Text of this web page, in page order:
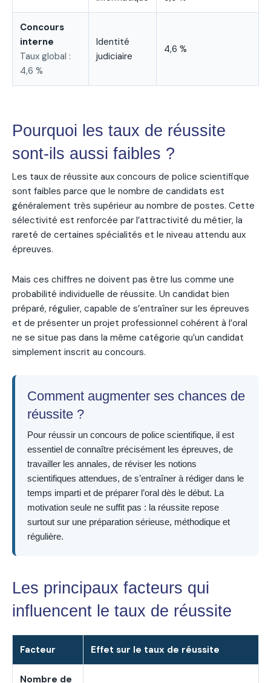
Concours
interne
Taux global :
4,6 %
Identité
judiciaire
4,6 %
Pourquoi les taux de réussite
sont-ils aussi faibles ?
Les taux de réussite aux concours de police scientifique
sont faibles parce que le nombre de candidats est
généralement très supérieur au nombre de postes. Cette
sélectivité est renforcée par l’attractivité du métier, la
rareté de certaines spécialités et le niveau attendu aux
épreuves.
Mais ces chiffres ne doivent pas être lus comme une
probabilité individuelle de réussite. Un candidat bien
préparé, régulier, capable de s’entraîner sur les épreuves
et de présenter un projet professionnel cohérent à l’oral
ne se situe pas dans la même catégorie qu’un candidat
simplement inscrit au concours.
Comment augmenter ses chances de
réussite ?
Pour réussir un concours de police scientifique, il est
essentiel de connaître précisément les épreuves, de
travailler les annales, de réviser les notions
scientifiques attendues, de s’entraîner à rédiger dans le
temps imparti et de préparer l’oral dès le début. La
motivation seule ne suffit pas : la réussite repose
surtout sur une préparation sérieuse, méthodique et
régulière.
Les principaux facteurs qui
influencent le taux de réussite
Facteur Effet sur le taux de réussite
Nombre de